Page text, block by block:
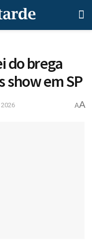
do brega
show em SP
AA